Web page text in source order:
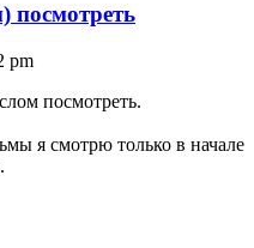
посмотреть
pm
посмотреть.
я смотрю только в начале